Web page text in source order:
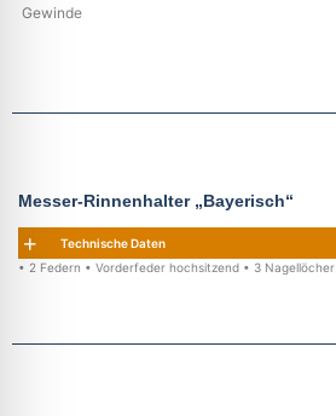
Gewinde
Messer-Rinnenhalter „Bayerisch“
Technische Daten
• 2 Federn • Vorderfeder hochsitzend • 3 Nagellöcher